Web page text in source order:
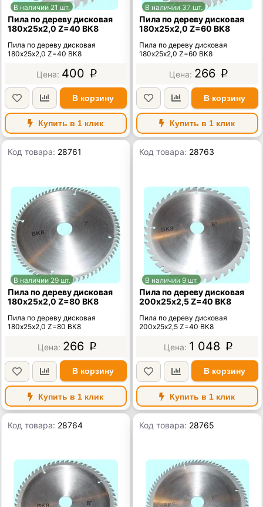
В наличии 21 шт.
Пила по дереву дисковая
180х25х2,0 Z=40 ВК8
Пила по дереву дисковая
180х25х2,0 Z=40 ВК8
400 p
В корзину
Купить в 1 клик
В наличии 37 шт.
Пила по дереву дисковая
180х25х2,0 Z=60 ВК8
Пила по дереву дисковая
180х25х2,0 Z=60 ВК8
266 p
В корзину
Купить в 1 клик
Код товара: 28761
В наличии 29 шт.
Пила по дереву дисковая
180х25х2,0 Z=80 ВК8
Пила по дереву дисковая
180х25х2,0 Z=80 ВК8
266 p
В корзину
Купить в 1 клик
Код товара: 28763
В наличии 9 шт.
Пила по дереву дисковая
200х25х2,5 Z=40 ВК8
Пила по дереву дисковая
200х25х2,5 Z=40 ВК8
1 048 p
В корзину
Купить в 1 клик
Код товара: 28764 Код товара: 28765